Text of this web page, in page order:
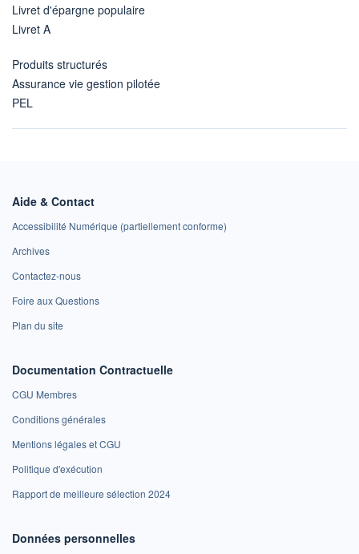
Livret d'épargne populaire
Livret A
Produits structurés
Assurance vie gestion pilotée
PEL
Aide & Contact
Accessibilité Numérique (partiellement conforme)
Archives
Contactez-nous
Foire aux Questions
Plan du site
Documentation Contractuelle
CGU Membres
Conditions générales
Mentions légales et CGU
Politique d'exécution
Rapport de meilleure sélection 2024
Données personnelles